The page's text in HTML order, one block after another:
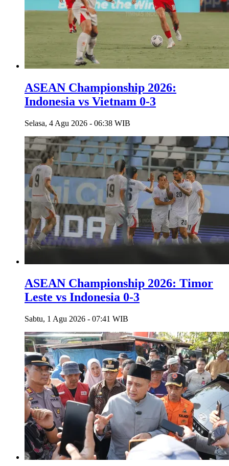
ASEAN Championship 2026:
Indonesia vs Vietnam 0-3
Selasa, 4 Agu 2026 - 06:38 WIB
ASEAN Championship 2026: Timor
Leste vs Indonesia 0-3
Sabtu, 1 Agu 2026 - 07:41 WIB